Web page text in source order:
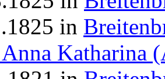
in
Katharina